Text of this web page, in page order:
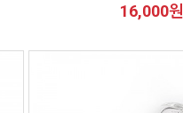
16,000원